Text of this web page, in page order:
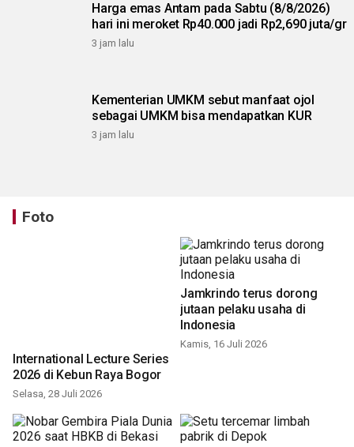
Harga emas Antam pada Sabtu (8/8/2026)
hari ini meroket Rp40.000 jadi Rp2,690 juta/gr
3 jam lalu
Kementerian UMKM sebut manfaat ojol
sebagai UMKM bisa mendapatkan KUR
3 jam lalu
Foto
International Lecture Series
2026 di Kebun Raya Bogor
Selasa, 28 Juli 2026
Jamkrindo terus dorong
jutaan pelaku usaha di
Indonesia
Kamis, 16 Juli 2026